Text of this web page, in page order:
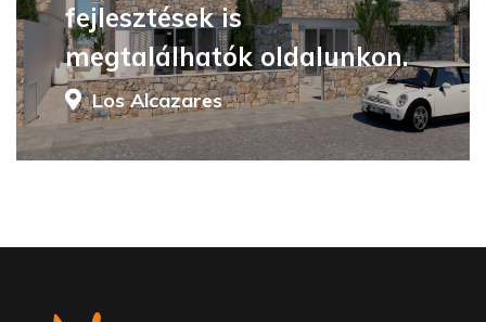
fejlesztések is
megtalálhatók oldalunkon.
Los Alcazares